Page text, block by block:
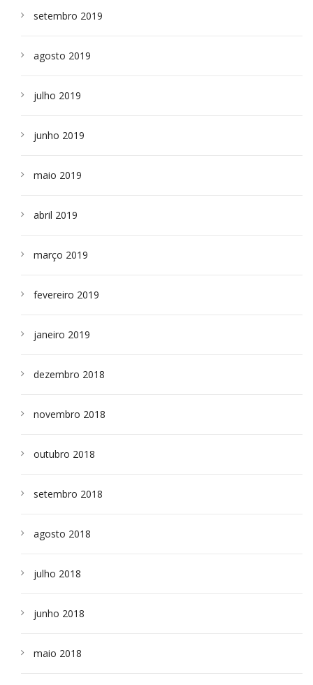
setembro 2019
agosto 2019
julho 2019
junho 2019
maio 2019
abril 2019
março 2019
fevereiro 2019
janeiro 2019
dezembro 2018
novembro 2018
outubro 2018
setembro 2018
agosto 2018
julho 2018
junho 2018
maio 2018